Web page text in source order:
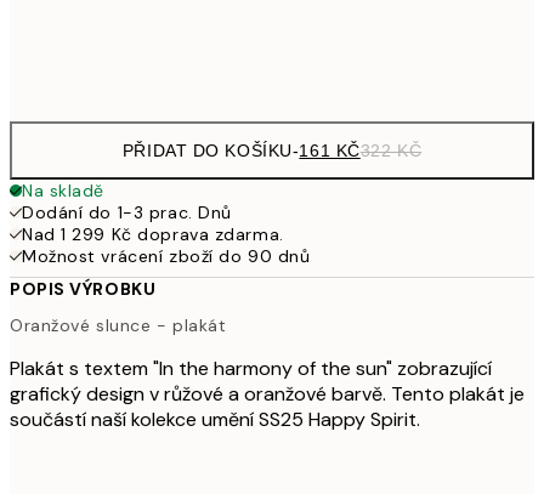
PŘIDAT DO KOŠÍKU-161 KČ322 KČ
Na skladě
Dodání do 1-3 prac. Dnů
Nad 1 299 Kč doprava zdarma.
Možnost vrácení zboží do 90 dnů
POPIS VÝROBKU
Oranžové slunce - plakát
Plakát s textem "In the harmony of the sun" zobrazující
grafický design v růžové a oranžové barvě. Tento plakát je
součástí naší kolekce umění SS25 Happy Spirit.